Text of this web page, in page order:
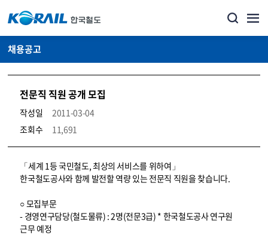
채용공고
전문직 직원 공개 모집
작성일
2011-03-04
조회수
11,691
코레일소개_경영공시_채용공고 상세보기 – 내용, 파일, 담당자 연락처로 구성
「세계 1등 국민철도, 최상의 서비스를 위하여」
한국철도공사와 함께 발전할 역량 있는 전문직 직원을 찾습니다.
○ 모집부문
- 경영연구담당(철도물류) : 2명(전문3급) * 한국철도공사 연구원
근무 예정